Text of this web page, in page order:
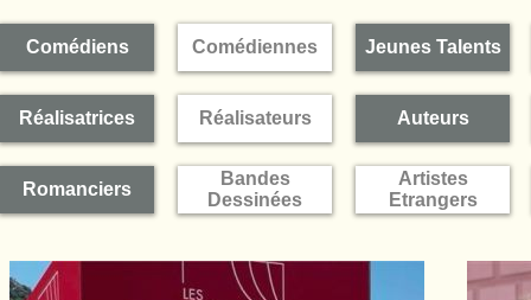
Comédiens Comédiennes Jeunes Talents
Réalisatrices Réalisateurs Auteurs
Romanciers
Bandes
Dessinées
Artistes
Etrangers